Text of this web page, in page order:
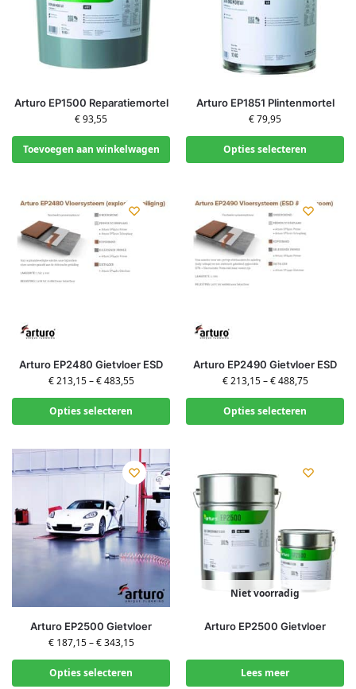
Arturo EP1500 Reparatiemortel
€93,55
Toevoegen aan winkelwagen
Arturo EP1851 Plintenmortel
€79,95
Opties selecteren
Arturo EP2480 Gietvloer ESD
€213,15–€483,55
Opties selecteren
Arturo EP2490 Gietvloer ESD
€213,15–€488,75
Opties selecteren
Arturo EP2500 Gietvloer
€187,15–€343,15
Opties selecteren
Niet voorradig
Arturo EP2500 Gietvloer
Lees meer